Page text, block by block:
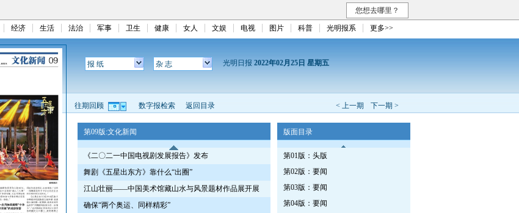
您想去哪里？
经济 生活 法治 军事 卫生 健康 女人 文娱 电视 图片 科普 光明报系 更多>>
报 纸 杂 志 光明日报 2022年02月25日 星期五
< 上一期 下一期 >
往期回顾 数字报检索 返回目录
第09版:文化新闻
《二〇二一中国电视剧发展报告》发布
舞剧《五星出东方》靠什么“出圈”
江山壮丽——中国美术馆藏山水与风景题材作品展开展
确保“两个奥运、同样精彩”
版面目录
第01版：头版
第02版：要闻
第03版：要闻
第04版：要闻